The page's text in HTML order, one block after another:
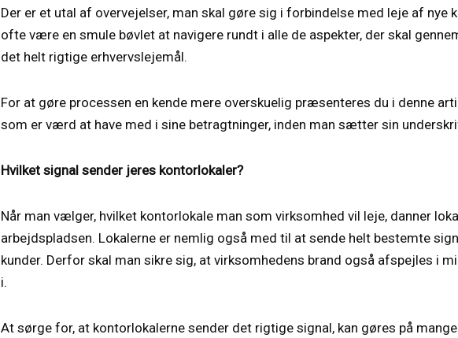
Der er et utal af overvejelser, man skal gøre sig i forbindelse med leje af nye
ofte være en smule bøvlet at navigere rundt i alle de aspekter, der skal
det helt rigtige erhvervslejemål.
For at gøre processen en kende mere overskuelig præsenteres du i denne
som er værd at have med i sine betragtninger, inden man sætter sin
Hvilket signal sender jeres kontorlokaler?
Når man vælger, hvilket kontorlokale man som virksomhed vil leje, danner
arbejdspladsen. Lokalerne er nemlig også med til at sende helt bestemte
kunder. Derfor skal man sikre sig, at virksomhedens brand også afspejles i
i.
At sørge for, at kontorlokalerne sender det rigtige signal, kan gøres på